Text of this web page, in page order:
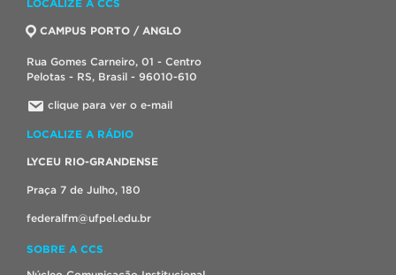
LOCALIZE A CCS
CAMPUS PORTO / ANGLO
Rua Gomes Carneiro, 01 - Centro
Pelotas - RS, Brasil - 96010-610
clique para ver o e-mail
LOCALIZE A RÁDIO
LYCEU RIO-GRANDENSE
Praça 7 de Julho, 180
federalfm@ufpel.edu.br
SOBRE A CCS